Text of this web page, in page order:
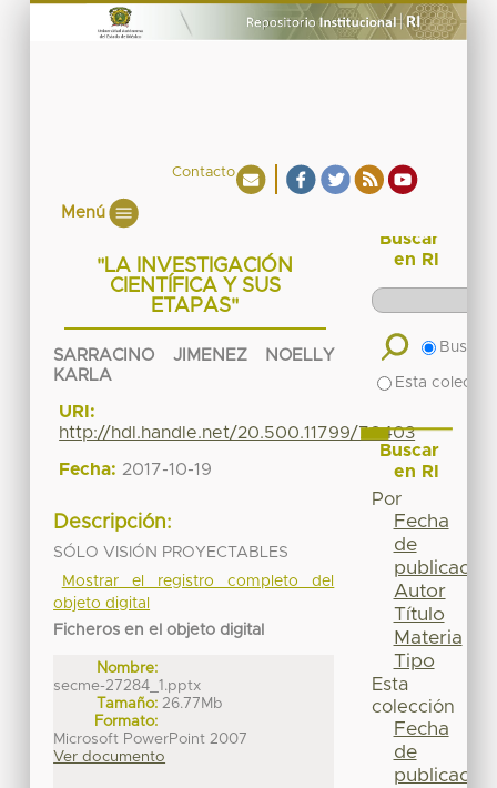
Contacto
Menú
"LA INVESTIGACIÓN
CIENTÍFICA Y SUS
ETAPAS"
SARRACINO JIMENEZ NOELLY
KARLA
URI:
http://hdl.handle.net/20.500.11799/70403
Fecha: 2017-10-19
Descripción:
SÓLO VISIÓN PROYECTABLES
Mostrar el registro completo del
objeto digital
Ficheros en el objeto digital
Nombre:
secme-27284_1.pptx
Tamaño: 26.77Mb
Formato:
Microsoft PowerPoint 2007
Ver documento
Buscar
en RI
Buscar
Esta
Buscar
en RI
Por
Fecha
de
publicación
Autor
Título
Materia
Tipo
Esta
colección
Fecha
de
publicación